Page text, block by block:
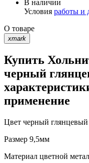
В наличии
Условия работы и
О товаре
xmark
Купить
черный
применение
Цвет черный глянцевый
Размер 9,5мм
Материал цветной